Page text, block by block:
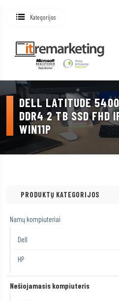
Kategorijos
DELL LATITUDE
DDR4 2 TB SSD FHD
WIN11P
PRODUKTŲ KATEGORIJOS
Namų kompiuteriai
Dell
HP
Nešiojamasis kompiuteris